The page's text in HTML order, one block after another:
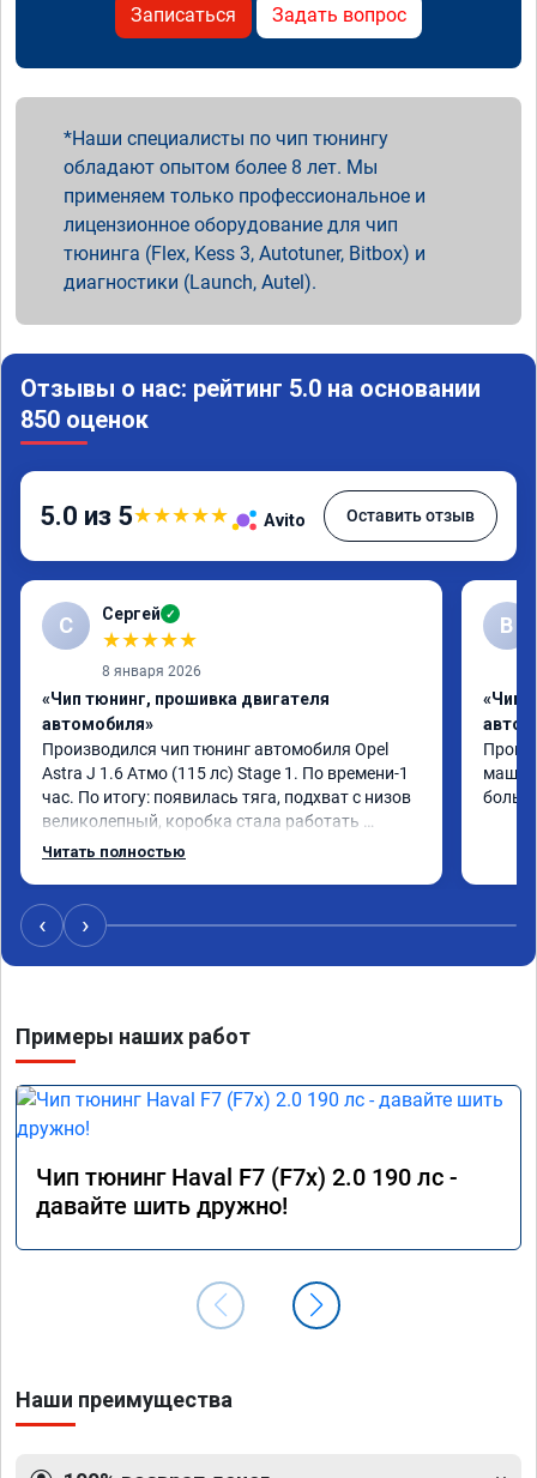
Записаться Задать вопрос
Наши специалисты по чип тюнингу
обладают опытом более 8 лет. Мы
применяем только профессиональное и
лицензионное оборудование для чип
тюнинга (Flex, Kess 3, Autotuner, Bitbox) и
диагностики (Launch, Autel).
Отзывы о нас: рейтинг 5.0 на основании
850 оценок
5.0 из 5★★★★★ Avito Оставить отзыв
С Сергей ✓
★★★★★
8 января 2026
«Чип тюнинг, прошивка двигателя
автомобиля»
Производился чип тюнинг автомобиля Opel
Astra J 1.6 Атмо (115 лс) Stage 1. По времени-1
час. По итогу: появилась тяга, подхват с низов
великолепный, коробка стала работать
плавнее. На трассе быстрее скидывает
Рекомендую компанию!
Номер сертификата: А011870 от 06.01.2026
Читать полностью
В
«Чип
‹ ›
Примеры наших работ
Чип тюнинг Haval F7 (F7x) 2.0 190 лс -
давайте шить дружно!
Наши преимущества